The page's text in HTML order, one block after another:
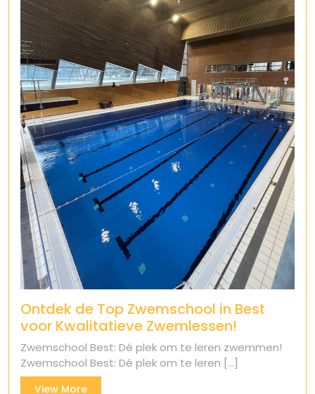
Ontdek de Top Zwemschool in Best
voor Kwalitatieve Zwemlessen!
Zwemschool Best: Dé plek om te leren zwemmen!
Zwemschool Best: Dé plek om te leren [...]
View MoreView